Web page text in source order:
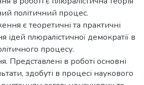
політичний процес.
є теоретичні та практичні
ідей плюралістичної демократії в
процесу.
Представлені в роботі основні
здобуті в процесі наукового